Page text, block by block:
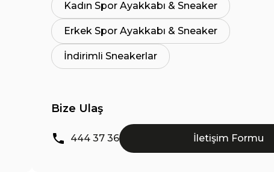
Kadın Spor Ayakkabı & Sneaker
Erkek Spor Ayakkabı & Sneaker
İndirimli Sneakerlar
Bize Ulaş
444 37 36 İletişim Formu